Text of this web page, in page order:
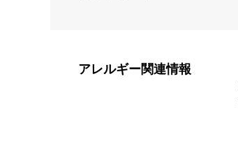
アレルギー関連情報